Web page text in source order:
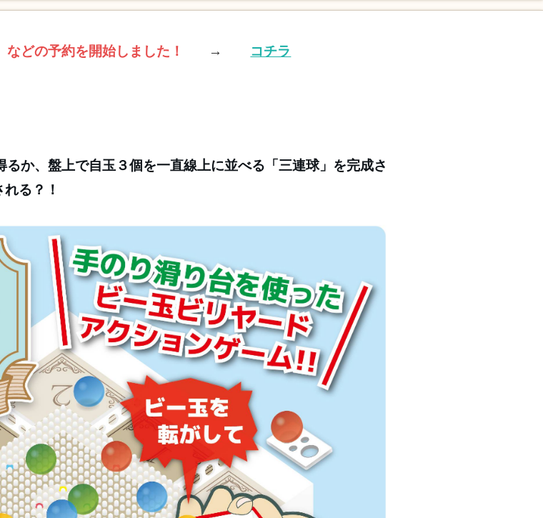
どの予約を開始しました！ → コチラ
か、盤上で自玉３個を一直線上に並べる「三連球」を完成さ
る？！